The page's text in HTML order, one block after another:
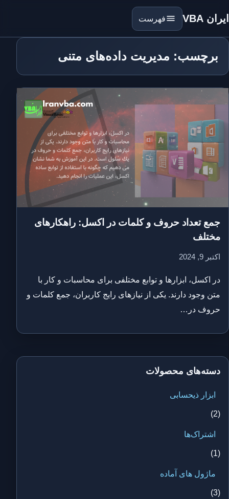
ایران VBA فهرست
برچسب: مدیریت داده‌های متنی
جمع تعداد حروف و کلمات در اکسل: راهکارهای
مختلف
اکتبر 9, 2024
در اکسل، ابزارها و توابع مختلفی برای محاسبات و کار با
متن وجود دارند. یکی از نیازهای رایج کاربران، جمع کلمات و
حروف در…
دسته‌های محصولات
ابزار ذیحسابی
(2)
اشتراک‌ها
(1)
ماژول های آماده
(3)